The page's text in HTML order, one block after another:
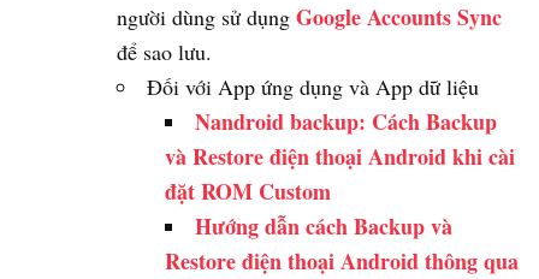
người dùng sử dụng Google Accounts Sync
để sao lưu.
Đối với App ứng dụng và App dữ liệu
Nandroid backup: Cách Backup
và Restore điện thoại Android khi cài
đặt ROM Custom
Hướng dẫn cách Backup và
Restore điện thoại Android thông qua